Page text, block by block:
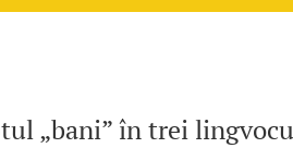
„bani” în trei